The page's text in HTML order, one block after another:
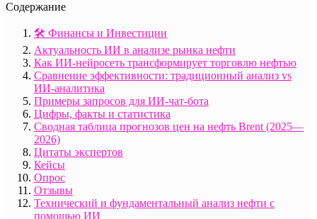
Содержание
🛠️ Финансы и Инвестиции
Актуальность ИИ в анализе рынка нефти
Как ИИ-нейросеть трансформирует торговлю нефтью
Сравнение эффективности: традиционный анализ vs
ИИ-аналитика
Примеры запросов для ИИ-чат-бота
Цифры, факты и статистика
Сводная таблица прогнозов цен на нефть Brent (2025—
2026)
Цитаты экспертов
Кейсы
Опрос
Отзывы
Технический и фундаментальный анализ нефти с
помощью ИИ